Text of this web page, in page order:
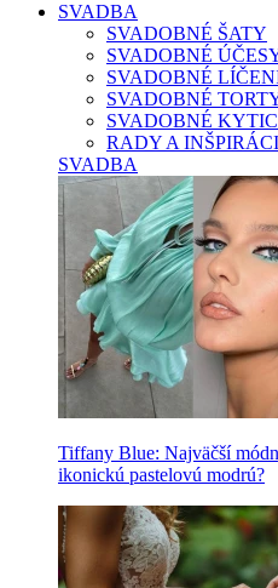
SVADBA
SVADOBNÉ ŠATY
SVADOBNÉ
SVADOBNÉ
SVADOBNÉ
SVADOBNÉ
RADY A
SVADBA
Tiffany Blue: Najväčší
ikonickú pastelovú modrú?